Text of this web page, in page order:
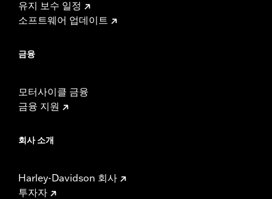
유지 보수 일정
소프트웨어 업데이트
금융
모터사이클 금융
금융 지원
회사 소개
Harley-Davidson 회사
투자자